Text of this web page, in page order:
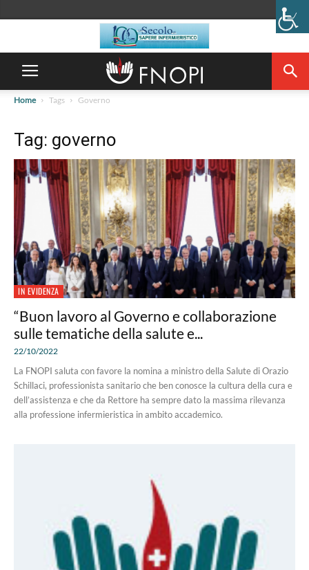
Home Tags Governo
Tag: governo
IN EVIDENZA
“Buon lavoro al Governo e collaborazione
sulle tematiche della salute e...
22/10/2022
La FNOPI saluta con favore la nomina a ministro della Salute di Orazio
Schillaci, professionista sanitario che ben conosce la cultura della cura e
dell’assistenza e che da Rettore ha sempre dato la massima rilevanza
alla professione infermieristica in ambito accademico.